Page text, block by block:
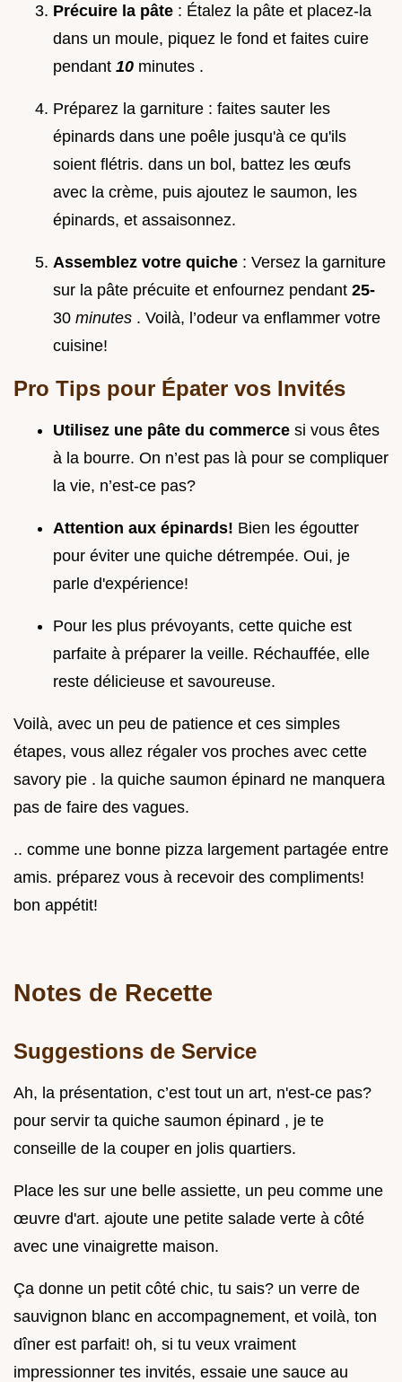
Précuire la pâte : Étalez la pâte et placez-la
dans un moule, piquez le fond et faites cuire
pendant 10 minutes .
Préparez la garniture : faites sauter les
épinards dans une poêle jusqu'à ce qu'ils
soient flétris. dans un bol, battez les œufs
avec la crème, puis ajoutez le saumon, les
épinards, et assaisonnez.
Assemblez votre quiche : Versez la garniture
sur la pâte précuite et enfournez pendant 25-
30 minutes . Voilà, l’odeur va enflammer votre
cuisine!
Pro Tips pour Épater vos Invités
Utilisez une pâte du commerce si vous êtes
à la bourre. On n’est pas là pour se compliquer
la vie, n’est-ce pas?
Attention aux épinards! Bien les égoutter
pour éviter une quiche détrempée. Oui, je
parle d'expérience!
Pour les plus prévoyants, cette quiche est
parfaite à préparer la veille. Réchauffée, elle
reste délicieuse et savoureuse.
Voilà, avec un peu de patience et ces simples
étapes, vous allez régaler vos proches avec cette
savory pie . la quiche saumon épinard ne manquera
pas de faire des vagues.
.. comme une bonne pizza largement partagée entre
amis. préparez vous à recevoir des compliments!
bon appétit!
Notes de Recette
Suggestions de Service
Ah, la présentation, c’est tout un art, n'est-ce pas?
pour servir ta quiche saumon épinard , je te
conseille de la couper en jolis quartiers.
Place les sur une belle assiette, un peu comme une
œuvre d'art. ajoute une petite salade verte à côté
avec une vinaigrette maison.
Ça donne un petit côté chic, tu sais? un verre de
sauvignon blanc en accompagnement, et voilà, ton
dîner est parfait! oh, si tu veux vraiment
impressionner tes invités, essaie une sauce au